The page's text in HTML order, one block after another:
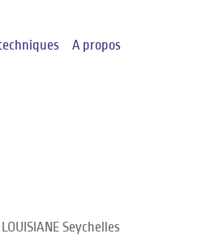
A propos
Seychelles